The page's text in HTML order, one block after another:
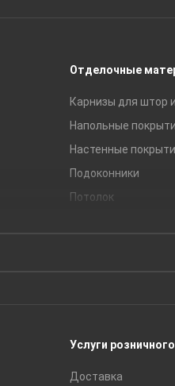
Отделочные
Карнизы для штор
Напольные
Настенные
Подоконники
Потолок
Услуги
Доставка